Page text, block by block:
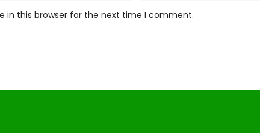
in this browser for the next time I comment.